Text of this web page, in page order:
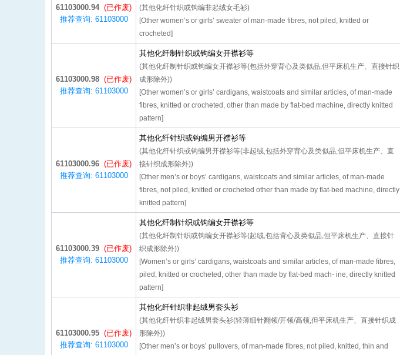
61103000.94 (已作废)
推荐查询: 61103000
(其他化纤针织或钩编非起绒女毛衫)
[Other women’s or girls’ sweater of man-made fibres, not piled, knitted or
crocheted]
61103000.98 (已作废)
推荐查询: 61103000
其他化纤制针织或钩编女开襟衫等
(其他化纤制针织或钩编女开襟衫等(包括外穿背心及类似品,但平床机生产、直接针织
成形除外))
[Other women’s or girls’ cardigans, waistcoats and similar articles, of man-made
fibres, knitted or crocheted, other than made by flat-bed machine, directly knitted
pattern]
61103000.96 (已作废)
推荐查询: 61103000
其他化纤针织或钩编男开襟衫等
(其他化纤针织或钩编男开襟衫等(非起绒,包括外穿背心及类似品,但平床机生产、直
接针织成形除外))
[Other men’s or boys’ cardigans, waistcoats and similar articles, of man-made
fibres, not piled, knitted or crocheted other than made by flat-bed machine, directly
knitted pattern]
61103000.39 (已作废)
推荐查询: 61103000
其他化纤制针织或钩编女开襟衫等
(其他化纤制针织或钩编女开襟衫等(起绒,包括背心及类似品,但平床机生产、直接针
织成形除外))
[Women’s or girls’ cardigans, waistcoats and similar articles, of man-made fibres,
piled, knitted or crocheted, other than made by flat-bed mach- ine, directly knitted
pattern]
61103000.95 (已作废)
推荐查询: 61103000
其他化纤针织非起绒男套头衫
(其他化纤针织非起绒男套头衫(轻薄细针翻领/开领/高领,但平床机生产、直接针织成
形除外))
[Other men’s or boys’ pullovers, of man-made fibres, not piled, knitted, thin and